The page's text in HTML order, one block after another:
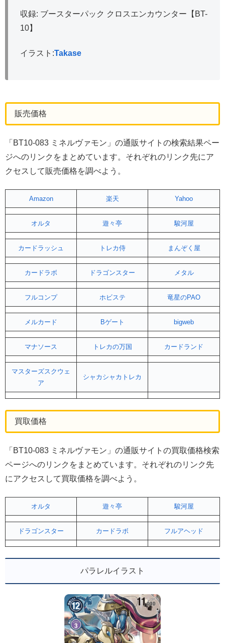
収録: ブースターパック クロスエンカウンター【BT-
10】
イラスト:Takase
販売価格
「BT10-083 ミネルヴァモン」の通販サイトの検索結果ペー
ジへのリンクをまとめています。それぞれのリンク先にア
クセスして販売価格を調べよう。
Amazon 楽天 Yahoo
オルタ 遊々亭 駿河屋
カードラッシュ トレカ侍 まんぞく屋
カードラボ ドラゴンスター メタル
フルコンプ ホビステ 竜星のPAO
メルカード Bゲート bigweb
マナソース トレカの万国 カードランド
マスターズスクウェ
ア
シャカシャカトレカ
買取価格
「BT10-083 ミネルヴァモン」の通販サイトの買取価格検索
ページへのリンクをまとめています。それぞれのリンク先
にアクセスして買取価格を調べよう。
オルタ 遊々亭 駿河屋
ドラゴンスター カードラボ フルアヘッド
パラレルイラスト